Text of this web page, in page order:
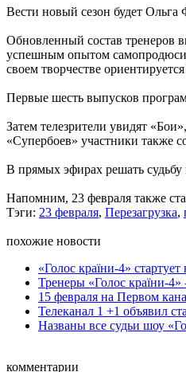
Вести новый сезон будет
Обновленный состав тренеров
успешным опытом
своем творчестве
Первые шесть выпусков
Затем телезрители увидят
«Супербоев» участники также
В прямых эфирах решать судьбу
Напомним, 23 февраля также
Тэги: 23 февраля, Перезагрузка,
похожие новости
«Голос країни-4»
Тренеры «Голос країни-
15 февраля на Первом
Телеканал 1 +1 объявил
Названы все судьи шоу
комментарии